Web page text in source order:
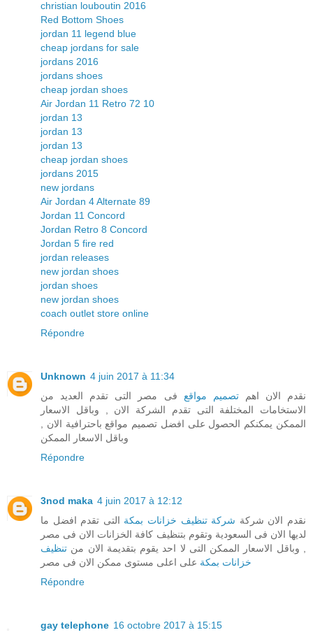
christian louboutin 2016
Red Bottom Shoes
jordan 11 legend blue
cheap jordans for sale
jordans 2016
jordans shoes
cheap jordan shoes
Air Jordan 11 Retro 72 10
jordan 13
jordan 13
jordan 13
cheap jordan shoes
jordans 2015
new jordans
Air Jordan 4 Alternate 89
Jordan 11 Concord
Jordan Retro 8 Concord
Jordan 5 fire red
jordan releases
new jordan shoes
jordan shoes
new jordan shoes
coach outlet store online
Répondre
Unknown 4 juin 2017 à 11:34
نقدم الان اهمتصميم مواقع فى مصر التى تقدم العديد من
الاستخامات المختلفة التى تقدم الشركة الان , وباقل الاسعار
الممكن يمكنكم الحصول على افضل تصميم مواقع باحترافية الان ,
وباقل الاسعار الممكن
Répondre
3nod maka 4 juin 2017 à 12:12
نقدم الان شركة شركة تنظيف خزانات بمكة التى تقدم افضل ما
لديها الان فى السعودية وتقوم بتنظيف كافة الخزانات الان فى مصر
, وباقل الاسعار الممكن التى لا احد يقوم بتقديمة الان من تنظيف
خزانات بمكة على اعلى مستوى ممكن الان فى مصر
Répondre
gay telephone 16 octobre 2017 à 15:15